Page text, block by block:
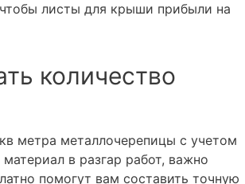
листы для крыши прибыли на
количество
метра металлочерепицы с учетом
в разгар работ, важно
помогут вам составить точную